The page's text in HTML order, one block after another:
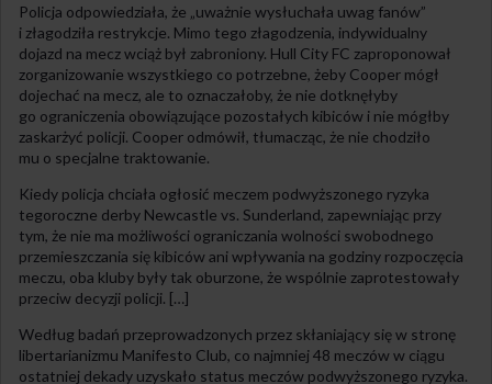
Policja odpowiedziała, że „uważnie wysłuchała uwag fanów”
i złagodziła restrykcje. Mimo tego złagodzenia, indywidualny
dojazd na mecz wciąż był zabroniony. Hull City FC zaproponował
zorganizowanie wszystkiego co potrzebne, żeby Cooper mógł
dojechać na mecz, ale to oznaczałoby, że nie dotknęłyby
go ograniczenia obowiązujące pozostałych kibiców i nie mógłby
zaskarżyć policji. Cooper odmówił, tłumacząc, że nie chodziło
mu o specjalne traktowanie.
Kiedy policja chciała ogłosić meczem podwyższonego ryzyka
tegoroczne derby Newcastle vs. Sunderland, zapewniając przy
tym, że nie ma możliwości ograniczania wolności swobodnego
przemieszczania się kibiców ani wpływania na godziny rozpoczęcia
meczu, oba kluby były tak oburzone, że wspólnie zaprotestowały
przeciw decyzji policji. […]
Według badań przeprowadzonych przez skłaniający się w stronę
libertarianizmu Manifesto Club, co najmniej 48 meczów w ciągu
ostatniej dekady uzyskało status meczów podwyższonego ryzyka.